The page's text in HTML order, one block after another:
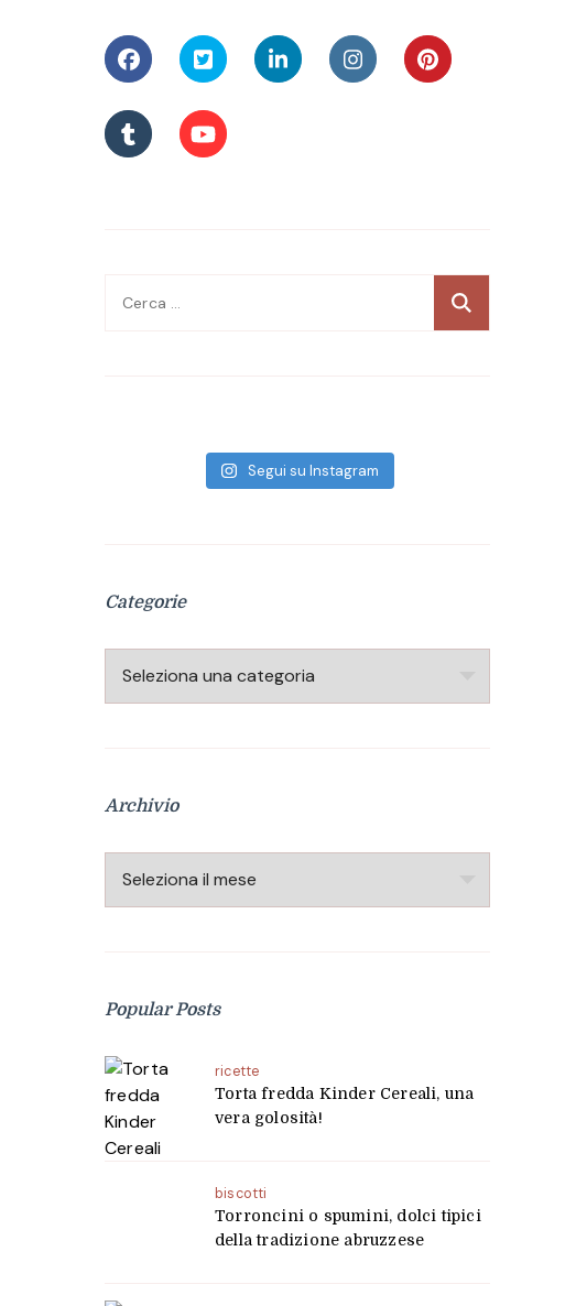
Ricerca
Segui su Instagram
Categorie
Categorie
Archivio
Archivio
Popular Posts
ricette
Torta fredda Kinder Cereali, una
vera golosità!
biscotti
Torroncini o spumini, dolci tipici
della tradizione abruzzese